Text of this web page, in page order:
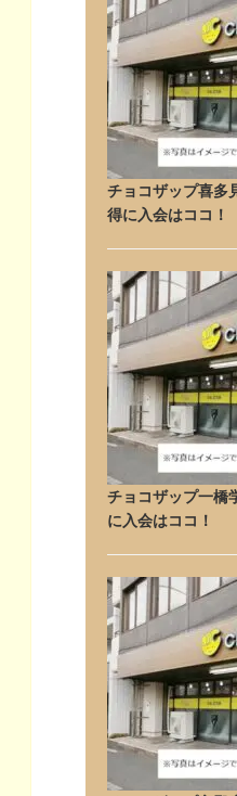
チョコザップ喜多
得に入会はココ！
チョコザップ一橋
に入会はココ！